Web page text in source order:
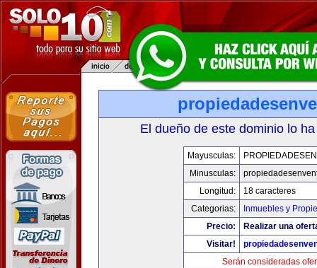
El dueño de este dominio lo
Mayusculas:
Minusculas:
Longitud:
18 caracteres
Categorias:
Inmuebles y
Precio:
Realizar una
Visitar!
Serán consideradas